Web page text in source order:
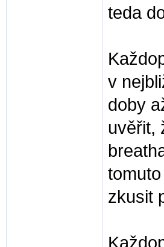
teda
v
doby
uvěřit,
zkusit